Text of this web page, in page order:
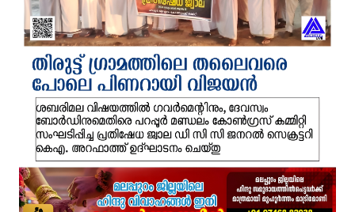
മൊബൈല്‍ ഉപയോക്താക്കള്‍ക്ക് തിരിച്ചടി; നിരക്കുകള്‍ വീണ്ടും
രക്ഷാപ്രവർത്തനത്തിനിടെ കാര്യങ്കോട്
പ്രളയക്കെടുതി പ്രതിരോധം: വേങ്ങര പഞ്ചായപ്പിൽ സന്നദ്ധ
വേങ്ങര ജി.വി.എച്ച്.എസ്.എസിന് സമീപം റോഡരികിലെ പഴയ
ഓണം അടുത്തെത്തി; ഏത്തപ്പഴത്തിന് പൊള്ളുന്ന വില നാൽപതിൽനിന്ന്
വേങ്ങരയിൽ വെള്ളക്കെട്ട് രൂക്ഷം; ദുരിതബാധിതർക്ക്
പ്രായം തടസ്സമല്ല; തിരൂരങ്ങാടി നഗരസഭയിൽ പ്ലസ് ടൂ
വേങ്ങരയുടെ അഭിമാനമായി ഹിപ്നോട്ടിസ്റ്റ് മുഹമ്മദ് റിയാസ്;
പ്രവൃത്തി പൂർത്തിയാകും മുമ്പ് പൈപ്പ് പൊട്ടി; തിരൂരങ്ങാടി-
യാത്ര ദുരിതം; എടരിക്കോട് - വേങ്ങര പി.ഡബ്ല്യു.ഡി റോഡ്